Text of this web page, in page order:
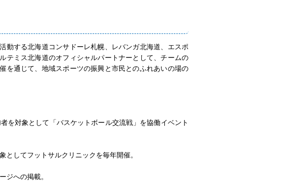
動する北海道コンサドーレ札幌、レバンガ北海道、エスポ
テミス北海道のオフィシャルパートナーとして、チームの
を通じて、地域スポーツの振興と市民とのふれあいの場の
対象として「バスケットボール交流戦」を協働イベント
してフットサルクリニックを毎年開催。
ジへの掲載。